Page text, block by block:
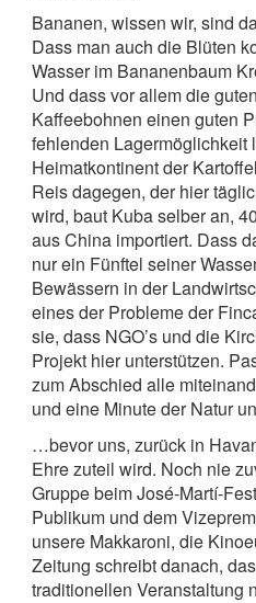
Bananen, wissen wir, sind
Dass man auch die Blüten
Wasser im Bananenbaum
Und dass vor allem die
Kaffeebohnen einen guten
fehlenden Lagermöglichkeit
Heimatkontinent der
Reis dagegen, der hier
wird, baut Kuba selber an,
aus China importiert. Dass
nur ein Fünftel seiner
Bewässern in der
eines der Probleme der
sie, dass NGO’s und die
Projekt hier unterstützen.
zum Abschied alle
und eine Minute der Natur
…bevor uns, zurück in
Ehre zuteil wird. Noch nie
Gruppe beim José-Martí-
Publikum und dem
unsere Makkaroni, die
Zeitung schreibt danach,
traditionellen Veranstaltung